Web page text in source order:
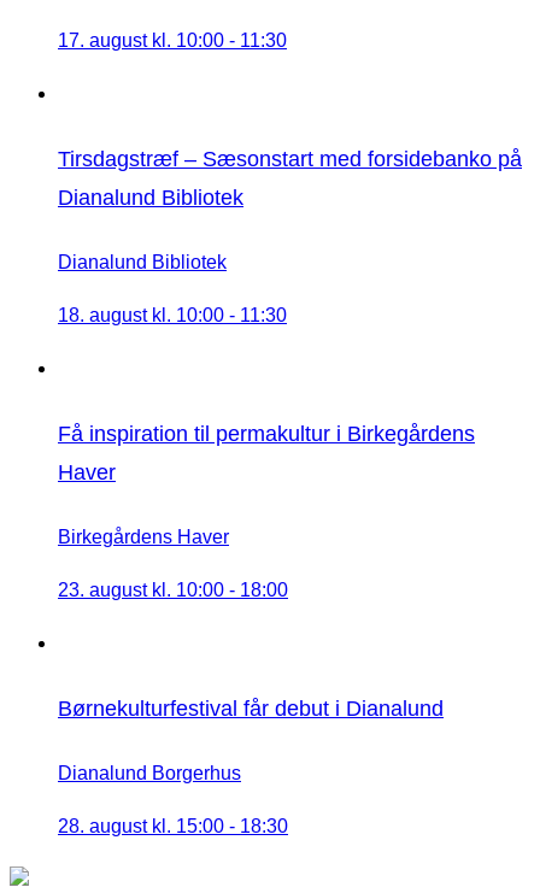
17. august kl. 10:00 - 11:30
Tirsdagstræf – Sæsonstart med forsidebanko på
Dianalund Bibliotek
Dianalund Bibliotek
18. august kl. 10:00 - 11:30
Få inspiration til permakultur i Birkegårdens
Haver
Birkegårdens Haver
23. august kl. 10:00 - 18:00
Børnekulturfestival får debut i Dianalund
Dianalund Borgerhus
28. august kl. 15:00 - 18:30